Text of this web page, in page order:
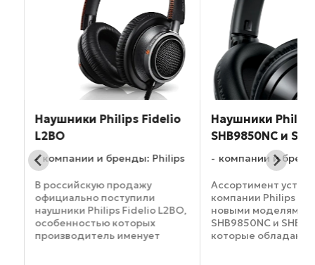
Наушники Philips Fidelio
L2BO
компании и бренды: Philips
В российскую продажу
официально поступили
наушники Philips Fidelio L2BO,
особенностью которых
производитель именует
Наушники Philips
SHB9850NC и
компании и
Ассортимент
компании Philips
новыми моделями
SHB9850NC и
которые обладают